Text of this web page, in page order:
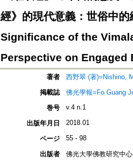
經》的現代意義：世俗中
Significance of the
Perspective on Engaged
著者
西野翠 (著)=Nishino,
掲載誌
佛光學報=Fo Guang
巻号
v.4 n.1
出版年月日 2018.01
ページ 55 - 98
出版者
佛光大學佛教研究中心